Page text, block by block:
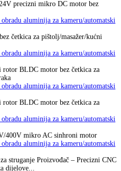
aluminija za kameru/automatski
aluminija za kameru/automatski
aluminija za kameru/automatski
aluminija za kameru/automatski
aluminija za kameru/automatski